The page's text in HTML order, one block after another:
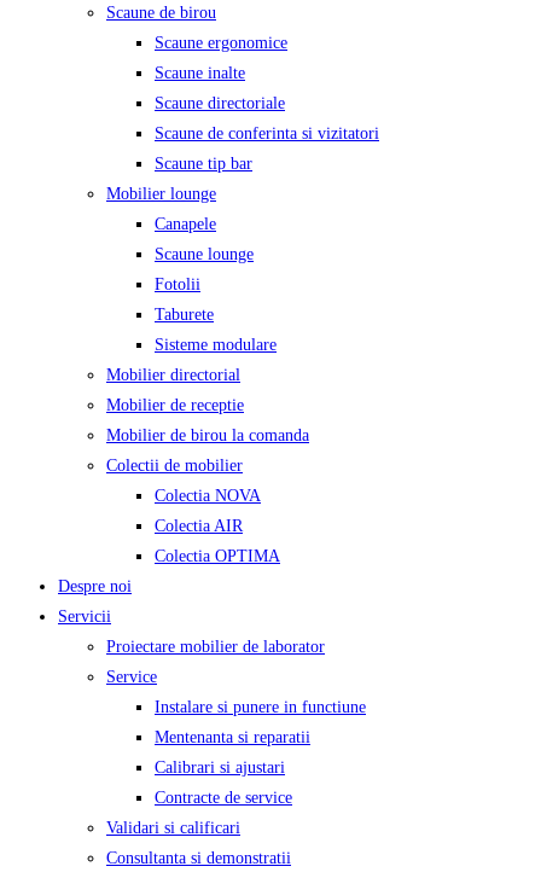
Scaune de birou
Scaune ergonomice
Scaune inalte
Scaune directoriale
Scaune de conferinta si vizitatori
Scaune tip bar
Mobilier lounge
Canapele
Scaune lounge
Fotolii
Taburete
Sisteme modulare
Mobilier directorial
Mobilier de receptie
Mobilier de birou la comanda
Colectii de mobilier
Colectia NOVA
Colectia AIR
Colectia OPTIMA
Despre noi
Servicii
Proiectare mobilier de laborator
Service
Instalare si punere in functiune
Mentenanta si reparatii
Calibrari si ajustari
Contracte de service
Validari si calificari
Consultanta si demonstratii